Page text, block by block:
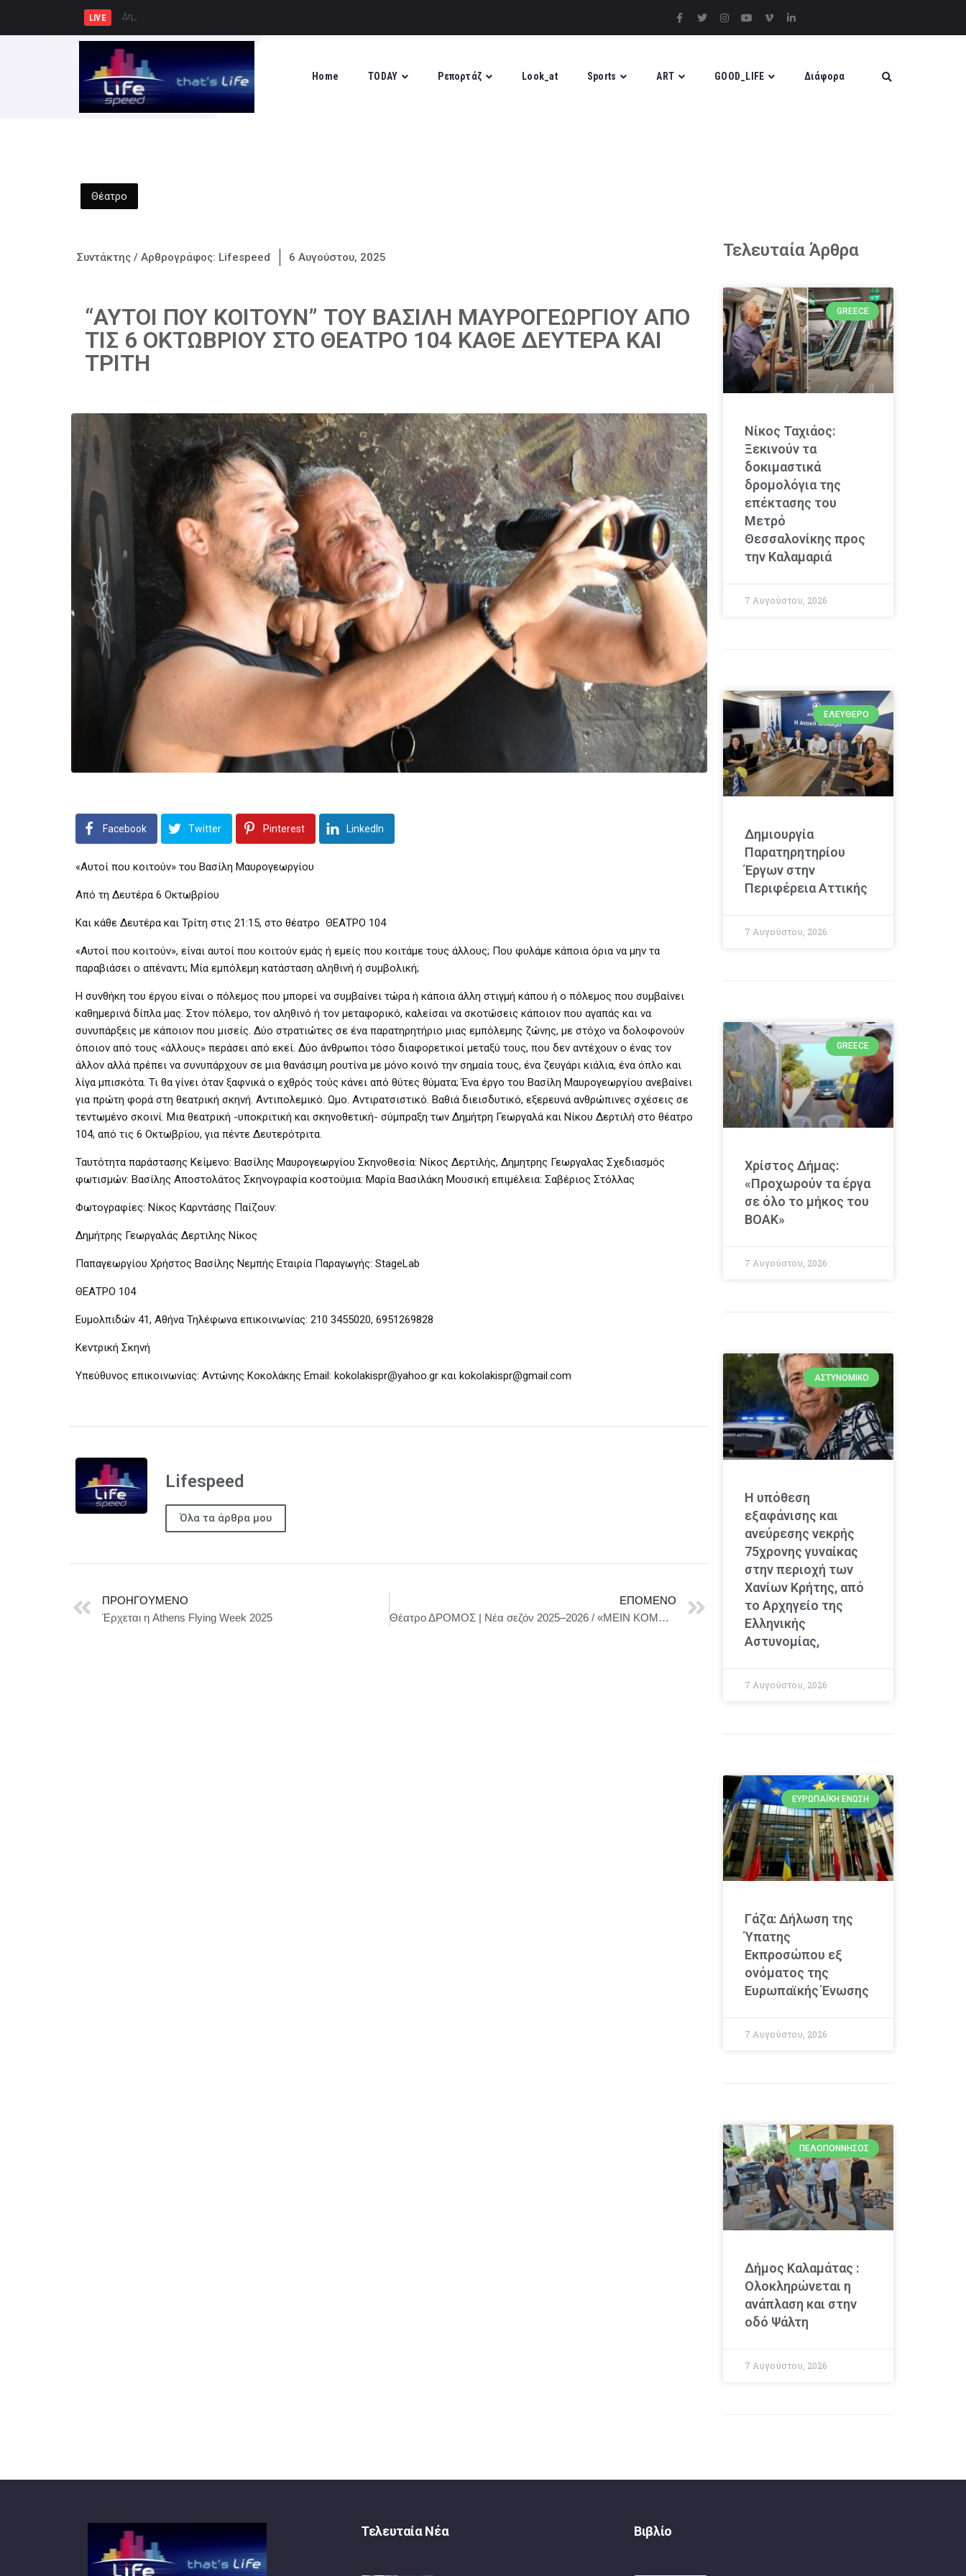
LIVE Δημιουργία Παρατηρητηρίου Έργων
Home TODAY Ρεπορτάζ Look_at Sports ART GOOD_LIFE Διάφορα
Θέατρο
Συντάκτης / Αρθρογράφος: Lifespeed 6 Αυγούστου, 2025
“ΑΥΤΟΙ ΠΟΥ ΚΟΙΤΟΥΝ” TOY ΒΑΣΙΛΗ ΜΑΥΡΟΓΕΩΡΓΙΟΥ ΑΠΟ
ΤΙΣ 6 ΟΚΤΩΒΡΙΟΥ ΣΤΟ ΘΕΑΤΡΟ 104 ΚΑΘΕ ΔΕΥΤΕΡΑ ΚΑΙ
ΤΡΙΤΗ
Facebook Twitter Pinterest LinkedIn
«Αυτοί που κοιτούν» του Βασίλη Μαυρογεωργίου
Από τη Δευτέρα 6 Οκτωβρίου
Και κάθε Δευτέρα και Τρίτη στις 21:15, στο θέατρο ΘΕΑΤΡΟ 104
«Αυτοί που κοιτούν», είναι αυτοί που κοιτούν εμάς ή εμείς που κοιτάμε τους άλλους; Που φυλάμε κάποια όρια να μην τα
παραβιάσει ο απέναντι; Μία εμπόλεμη κατάσταση αληθινή ή συμβολική;
Η συνθήκη του έργου είναι ο πόλεμος που μπορεί να συμβαίνει τώρα ή κάποια άλλη στιγμή κάπου ή ο πόλεμος που συμβαίνει
καθημερινά δίπλα μας. Στον πόλεμο, τον αληθινό ή τον μεταφορικό, καλείσαι να σκοτώσεις κάποιον που αγαπάς και να
συνυπάρξεις με κάποιον που μισείς. Δύο στρατιώτες σε ένα παρατηρητήριο μιας εμπόλεμης ζώνης, με στόχο να δολοφονούν
όποιον από τους «άλλους» περάσει από εκεί. Δύο άνθρωποι τόσο διαφορετικοί μεταξύ τους, που δεν αντέχουν ο ένας τον
άλλον αλλά πρέπει να συνυπάρχουν σε μια θανάσιμη ρουτίνα με μόνο κοινό την σημαία τους, ένα ζευγάρι κιάλια, ένα όπλο και
λίγα μπισκότα. Τι θα γίνει όταν ξαφνικά ο εχθρός τούς κάνει από θύτες θύματα; Ένα έργο του Βασίλη Μαυρογεωργίου ανεβαίνει
για πρώτη φορά στη θεατρική σκηνή. Αντιπολεμικό. Ωμο. Αντιρατσιστικό. Βαθιά διεισδυτικό, εξερευνά ανθρώπινες σχέσεις σε
τεντωμένο σκοινί. Μια θεατρική -υποκριτική και σκηνοθετική- σύμπραξη των Δημήτρη Γεωργαλά και Νίκου Δερτιλή στο θέατρο
104, από τις 6 Οκτωβρίου, για πέντε Δευτερότριτα.
Ταυτότητα παράστασης Κείμενο: Βασίλης Μαυρογεωργίου Σκηνοθεσία: Νίκος Δερτιλής, Δημητρης Γεωργαλας Σχεδιασμός
φωτισμών: Βασίλης Αποστολάτος Σκηνογραφία κοστούμια: Μαρία Βασιλάκη Μουσική επιμέλεια: Σαβέριος Στόλλας
Φωτογραφίες: Νίκος Καρντάσης Παίζουν:
Δημήτρης Γεωργαλάς Δερτιλης Νίκος
Παπαγεωργίου Χρήστος Βασίλης Νεμπής Εταιρία Παραγωγής: StageLab
ΘΕΑΤΡΟ 104
Ευμολπιδών 41, Αθήνα Τηλέφωνα επικοινωνίας: 210 3455020, 6951269828
Κεντρική Σκηνή
Υπεύθυνος επικοινωνίας: Αντώνης Κοκολάκης Email: kokolakispr@yahoo.gr και kokolakispr@gmail.com
Lifespeed
Όλα τα άρθρα μου
ΠΡΟΗΓΟΎΜΕΝΟ
Έρχεται η Athens Flying Week 2025
ΕΠΌΜΕΝΟ
Θέατρο ΔΡΟΜΟΣ | Νέα σεζόν 2025–2026 / «MEIN KOMPLEX» Όταν ο Hitler συνάντησε τον Freud…
Τελευταία Άρθρα
GREECE
Νίκος Ταχιάος:
Ξεκινούν τα
δοκιμαστικά
δρομολόγια της
επέκτασης του
Μετρό
Θεσσαλονίκης προς
την Καλαμαριά
7 Αυγούστου, 2026
ΕΛΕΎΘΕΡΟ
Δημιουργία
Παρατηρητηρίου
Έργων στην
Περιφέρεια Αττικής
7 Αυγούστου, 2026
GREECE
Χρίστος Δήμας:
«Προχωρούν τα έργα
σε όλο το μήκος του
ΒΟΑΚ»
7 Αυγούστου, 2026
ΑΣΤΥΝΟΜΙΚΌ
Η υπόθεση
εξαφάνισης και
ανεύρεσης νεκρής
75χρονης γυναίκας
στην περιοχή των
Χανίων Κρήτης, από
το Αρχηγείο της
Ελληνικής
Αστυνομίας,
7 Αυγούστου, 2026
ΕΥΡΩΠΑΪΚΉ ΈΝΩΣΗ
Γάζα: Δήλωση της
Ύπατης
Εκπροσώπου εξ
ονόματος της
Ευρωπαϊκής Ένωσης
7 Αυγούστου, 2026
ΠΕΛΟΠΌΝΝΗΣΟΣ
Δήμος Καλαμάτας :
Ολοκληρώνεται η
ανάπλαση και στην
οδό Ψάλτη
7 Αυγούστου, 2026
Τελευταία Νέα Βιβλίο